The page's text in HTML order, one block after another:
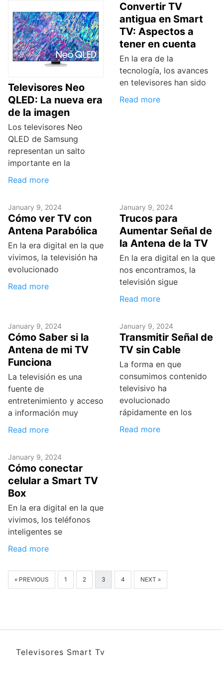
Televisores Neo
QLED: La nueva era
de la imagen
Los televisores Neo
QLED de Samsung
representan un salto
importante en la
Read more
Convertir TV
antigua en Smart
TV: Aspectos a
tener en cuenta
En la era de la
tecnología, los avances
en televisores han sido
Read more
January 9, 2024
Cómo ver TV con
Antena Parabólica
En la era digital en la que
vivimos, la televisión ha
evolucionado
Read more
January 9, 2024
Trucos para
Aumentar Señal de
la Antena de la TV
En la era digital en la que
nos encontramos, la
televisión sigue
Read more
January 9, 2024
Cómo Saber si la
Antena de mi TV
Funciona
La televisión es una
fuente de
entretenimiento y acceso
a información muy
Read more
January 9, 2024
Transmitir Señal de
TV sin Cable
La forma en que
consumimos contenido
televisivo ha
evolucionado
rápidamente en los
Read more
January 9, 2024
Cómo conectar
celular a Smart TV
Box
En la era digital en la que
vivimos, los teléfonos
inteligentes se
Read more
« PREVIOUS 1 2 3 4 NEXT »
Televisores Smart Tv